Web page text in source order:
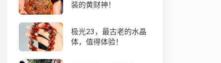
装的黄财神！
极光23，最古老的水晶
体，值得体验！